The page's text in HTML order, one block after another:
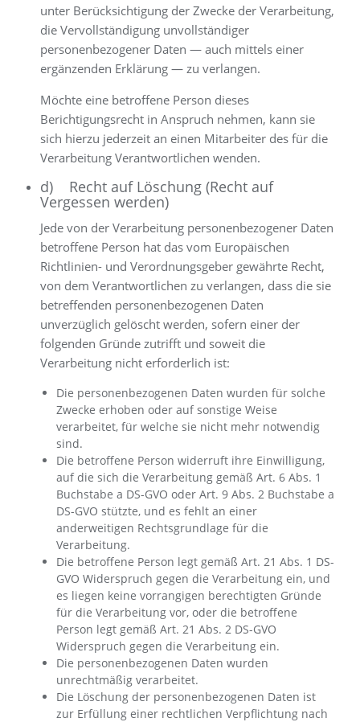
unter Berücksichtigung der Zwecke der Verarbeitung,
die Vervollständigung unvollständiger
personenbezogener Daten — auch mittels einer
ergänzenden Erklärung — zu verlangen.
Möchte eine betroffene Person dieses
Berichtigungsrecht in Anspruch nehmen, kann sie
sich hierzu jederzeit an einen Mitarbeiter des für die
Verarbeitung Verantwortlichen wenden.
d) Recht auf Löschung (Recht auf
Vergessen werden)
Jede von der Verarbeitung personenbezogener Daten
betroffene Person hat das vom Europäischen
Richtlinien- und Verordnungsgeber gewährte Recht,
von dem Verantwortlichen zu verlangen, dass die sie
betreffenden personenbezogenen Daten
unverzüglich gelöscht werden, sofern einer der
folgenden Gründe zutrifft und soweit die
Verarbeitung nicht erforderlich ist:
Die personenbezogenen Daten wurden für solche
Zwecke erhoben oder auf sonstige Weise
verarbeitet, für welche sie nicht mehr notwendig
sind.
Die betroffene Person widerruft ihre Einwilligung,
auf die sich die Verarbeitung gemäß Art. 6 Abs. 1
Buchstabe a DS-GVO oder Art. 9 Abs. 2 Buchstabe a
DS-GVO stützte, und es fehlt an einer
anderweitigen Rechtsgrundlage für die
Verarbeitung.
Die betroffene Person legt gemäß Art. 21 Abs. 1 DS-
GVO Widerspruch gegen die Verarbeitung ein, und
es liegen keine vorrangigen berechtigten Gründe
für die Verarbeitung vor, oder die betroffene
Person legt gemäß Art. 21 Abs. 2 DS-GVO
Widerspruch gegen die Verarbeitung ein.
Die personenbezogenen Daten wurden
unrechtmäßig verarbeitet.
Die Löschung der personenbezogenen Daten ist
zur Erfüllung einer rechtlichen Verpflichtung nach